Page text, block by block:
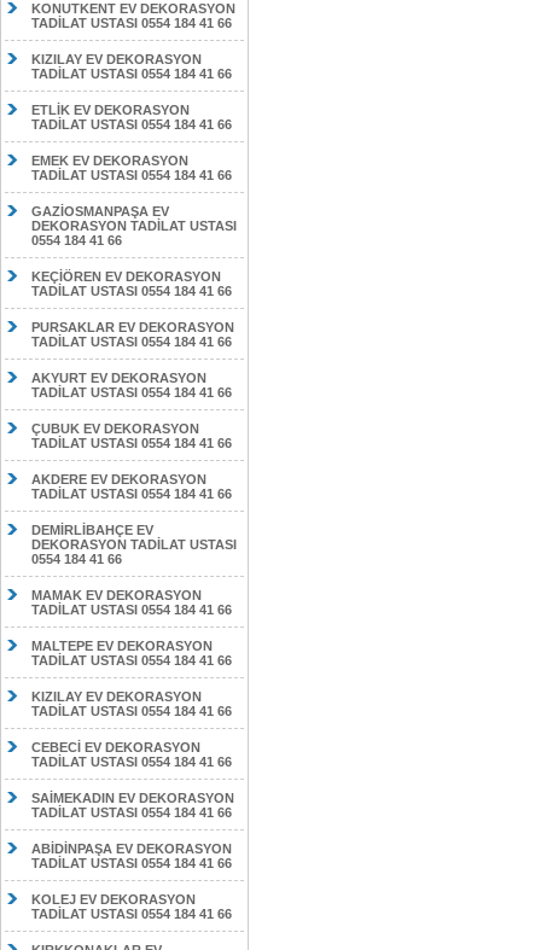
KONUTKENT EV DEKORASYON
TADİLAT USTASI 0554 184 41 66
KIZILAY EV DEKORASYON
TADİLAT USTASI 0554 184 41 66
ETLİK EV DEKORASYON
TADİLAT USTASI 0554 184 41 66
EMEK EV DEKORASYON
TADİLAT USTASI 0554 184 41 66
GAZİOSMANPAŞA EV
DEKORASYON TADİLAT USTASI
0554 184 41 66
KEÇİÖREN EV DEKORASYON
TADİLAT USTASI 0554 184 41 66
PURSAKLAR EV DEKORASYON
TADİLAT USTASI 0554 184 41 66
AKYURT EV DEKORASYON
TADİLAT USTASI 0554 184 41 66
ÇUBUK EV DEKORASYON
TADİLAT USTASI 0554 184 41 66
AKDERE EV DEKORASYON
TADİLAT USTASI 0554 184 41 66
DEMİRLİBAHÇE EV
DEKORASYON TADİLAT USTASI
0554 184 41 66
MAMAK EV DEKORASYON
TADİLAT USTASI 0554 184 41 66
MALTEPE EV DEKORASYON
TADİLAT USTASI 0554 184 41 66
KIZILAY EV DEKORASYON
TADİLAT USTASI 0554 184 41 66
CEBECİ EV DEKORASYON
TADİLAT USTASI 0554 184 41 66
SAİMEKADIN EV DEKORASYON
TADİLAT USTASI 0554 184 41 66
ABİDİNPAŞA EV DEKORASYON
TADİLAT USTASI 0554 184 41 66
KOLEJ EV DEKORASYON
TADİLAT USTASI 0554 184 41 66